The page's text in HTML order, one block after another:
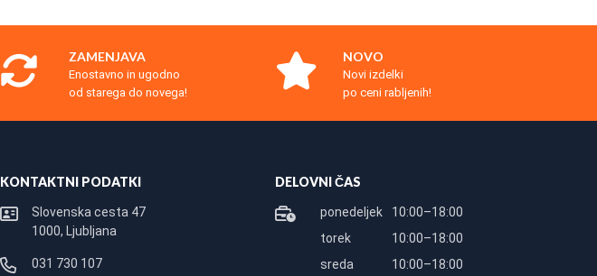
ZAMENJAVA
Enostavno in ugodno
od starega do novega!
NOVO
Novi izdelki
po ceni rabljenih!
KONTAKTNI PODATKI
Slovenska cesta 47
1000, Ljubljana
031 730 107
DELOVNI ČAS
ponedeljek
10:00–18:00
torek
10:00–18:00
sreda
10:00–18:00